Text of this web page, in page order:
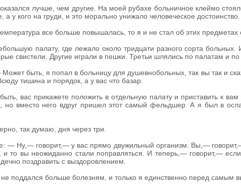
лучше, чем другие. На моей рубахе больничное клеймо
а у кого на груди, и это морально унижало человеческое достоинство.
все больше повышалась, то я и не стал об этих предметах
палату, где лежало около тридцати разного сорта
свистели. Другие играли в пешки. Третьи шлялись по палатам и
быть, я попал в больницу для душевнобольных, так вы так и
тишина и порядок, а у вас что базар.
вас прикажете положить в отдельную палату и приставить к
но вместо него вдруг пришел этот самый фельдшер. А я был в
так думаю, дня через три.
— Ну,— говорит,— у вас прямо двужильный организм. Вы,—
и то вы неожиданно стали поправляться. И теперь,— говорит,—
поздравить с выздоровлением.
поддался больше болезням, и только я единственно перед самым